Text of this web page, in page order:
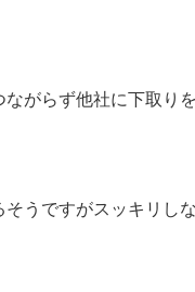
がらず他社に下取り
うですがスッキリし